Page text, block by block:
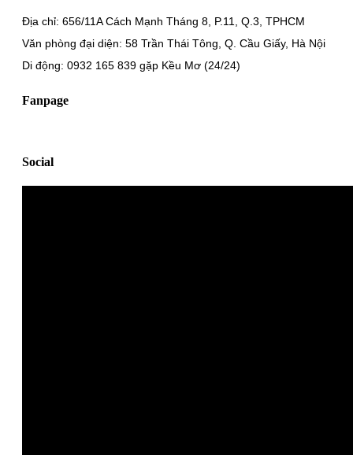
Địa chỉ: 656/11A Cách Mạnh Tháng 8, P.11, Q.3, TPHCM
Văn phòng đại diện: 58 Trần Thái Tông, Q. Cầu Giấy, Hà Nội
Di động: 0932 165 839 gặp Kều Mơ (24/24)
Fanpage
Social